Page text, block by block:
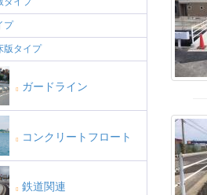
プ
版タイプ
ガードライン
コンクリートフロート
鉄道関連